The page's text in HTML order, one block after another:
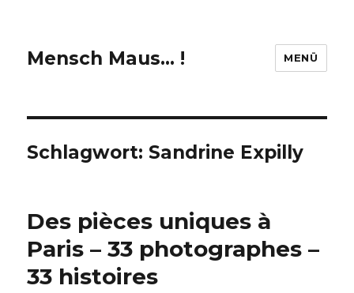
Mensch Maus… ! MENÜ
Schlagwort: Sandrine Expilly
Des pièces uniques à
Paris – 33 photographes –
33 histoires